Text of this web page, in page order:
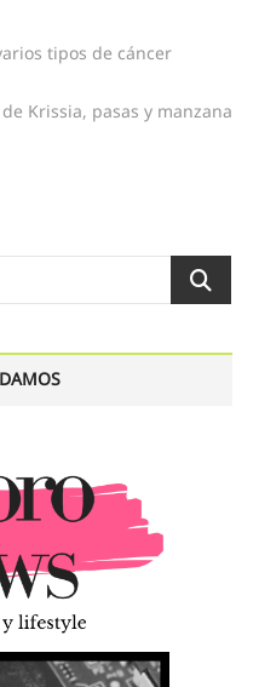
tipos de cáncer
Krissia, pasas y manzana
Search